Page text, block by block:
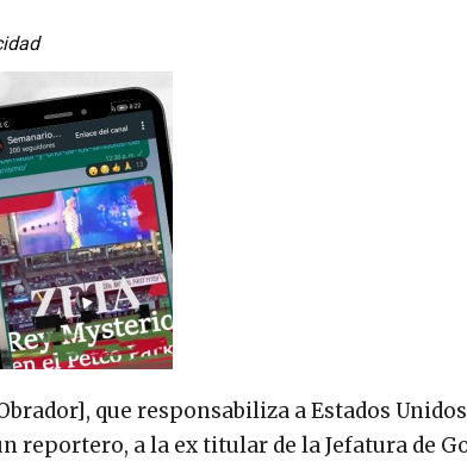
que responsabiliza a Estados
reportero, a la ex titular de la Jefatura de